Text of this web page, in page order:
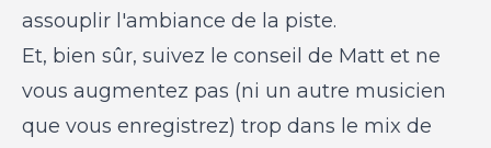
assouplir l'ambiance de la piste.
Et, bien sûr, suivez le conseil de Matt et ne
vous augmentez pas (ni un autre musicien
que vous enregistrez) trop dans le mix de